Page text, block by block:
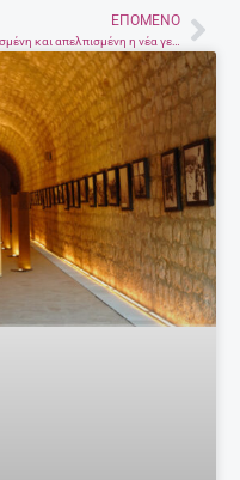
ΕΠΌΜΕΝΟ
Οργισμένη και απελπισμένη η νέα γενιά στην Ελλάδα – Τι έδειξαν τα αποτελέσματα έρευνας